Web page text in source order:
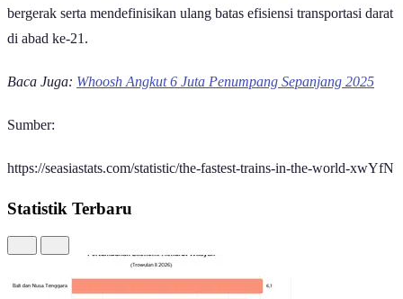
bergerak serta mendefinisikan ulang batas efisiensi transportasi darat
di abad ke-21.
Baca Juga: Whoosh Angkut 6 Juta Penumpang Sepanjang 2025
Sumber:
https://seasiastats.com/statistic/the-fastest-trains-in-the-world-xwYfN
Statistik Terbaru